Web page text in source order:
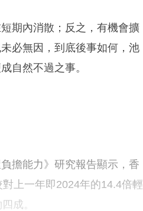
期內消散；反之，有機會擴
必無因，到底後事如何，池
自然不過之事。
擔能力》研究報告顯示，香
上一年即2024年的14.4倍輕
成。